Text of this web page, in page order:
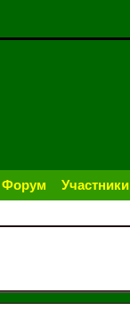
Форум Участники